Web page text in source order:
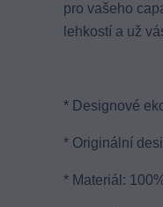
pro vašeho
lehkostí a už
* Designové
* Originální
* Materiál: